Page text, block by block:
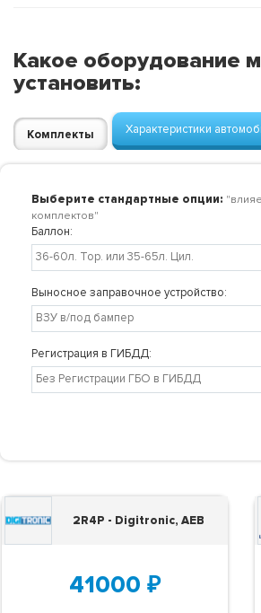
Какое оборудование
установить:
Комплекты Характеристики
Выберите стандартные опции:
комплектов"
Баллон:
Выносное заправочное устройство:
Регистрация в ГИБДД:
2R4P - Digitronic, AEB
41000 ₽